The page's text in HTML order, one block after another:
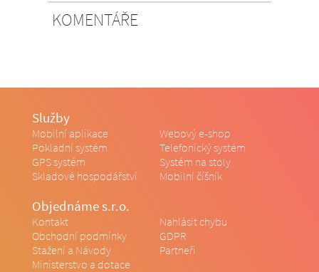
KOMENTÁŘE
Služby
Mobilní aplikace
Webový e-shop
Pokladní systém
Telefonický systém
GPS systém
Systém na stoly
Skladové hospodářství
Mobilní číšník
Objednáme s.r.o.
Kontakt
Nahlásit chybu
Obchodní podmínky
GDPR
Stažení a Návody
Partneři
Ministerstvo a dotace